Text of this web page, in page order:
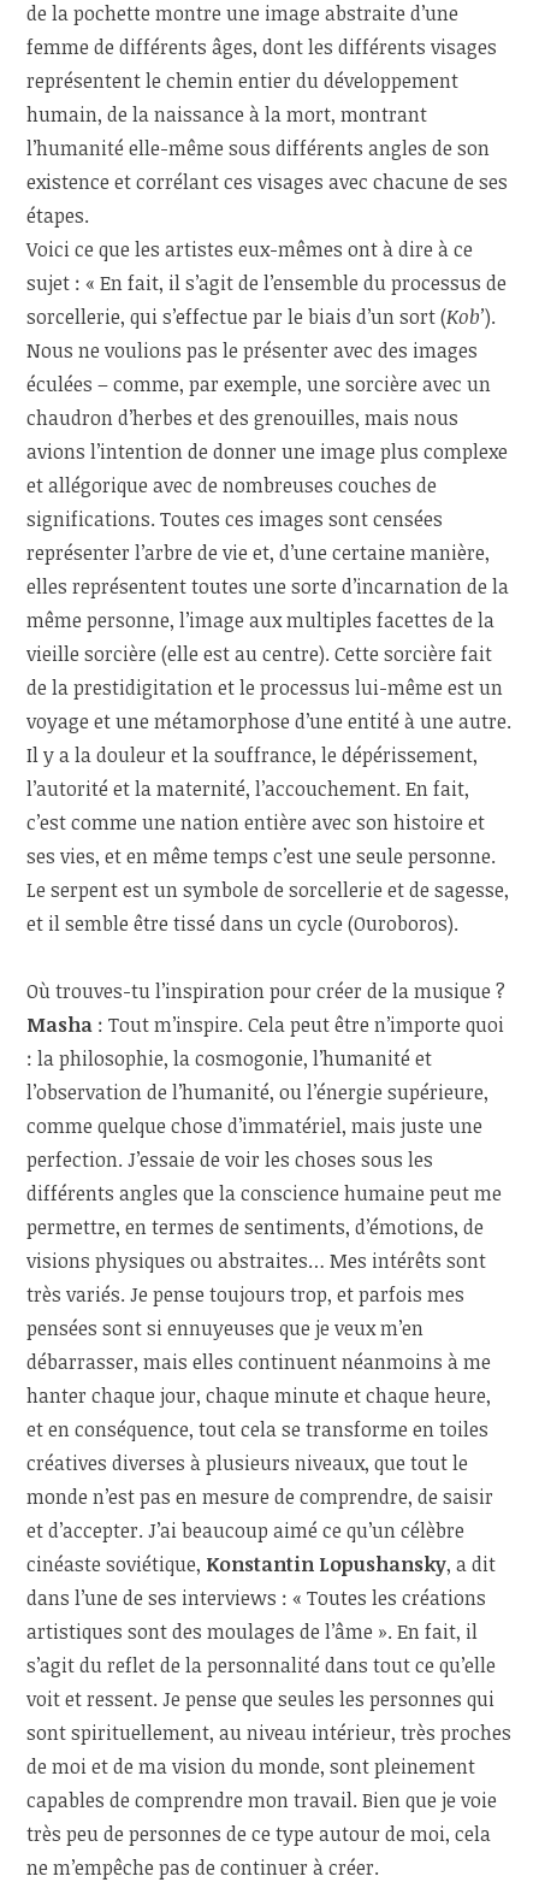
de la pochette montre une image abstraite d’une
femme de différents âges, dont les différents visages
représentent le chemin entier du développement
humain, de la naissance à la mort, montrant
l’humanité elle-même sous différents angles de son
existence et corrélant ces visages avec chacune de ses
étapes.
Voici ce que les artistes eux-mêmes ont à dire à ce
sujet : « En fait, il s’agit de l’ensemble du processus de
sorcellerie, qui s’effectue par le biais d’un sort (Kob’).
Nous ne voulions pas le présenter avec des images
éculées – comme, par exemple, une sorcière avec un
chaudron d’herbes et des grenouilles, mais nous
avions l’intention de donner une image plus complexe
et allégorique avec de nombreuses couches de
significations. Toutes ces images sont censées
représenter l’arbre de vie et, d’une certaine manière,
elles représentent toutes une sorte d’incarnation de la
même personne, l’image aux multiples facettes de la
vieille sorcière (elle est au centre). Cette sorcière fait
de la prestidigitation et le processus lui-même est un
voyage et une métamorphose d’une entité à une autre.
Il y a la douleur et la souffrance, le dépérissement,
l’autorité et la maternité, l’accouchement. En fait,
c’est comme une nation entière avec son histoire et
ses vies, et en même temps c’est une seule personne.
Le serpent est un symbole de sorcellerie et de sagesse,
et il semble être tissé dans un cycle (Ouroboros).
Où trouves-tu l’inspiration pour créer de la musique ?
Masha : Tout m’inspire. Cela peut être n’importe quoi
: la philosophie, la cosmogonie, l’humanité et
l’observation de l’humanité, ou l’énergie supérieure,
comme quelque chose d’immatériel, mais juste une
perfection. J’essaie de voir les choses sous les
différents angles que la conscience humaine peut me
permettre, en termes de sentiments, d’émotions, de
visions physiques ou abstraites… Mes intérêts sont
très variés. Je pense toujours trop, et parfois mes
pensées sont si ennuyeuses que je veux m’en
débarrasser, mais elles continuent néanmoins à me
hanter chaque jour, chaque minute et chaque heure,
et en conséquence, tout cela se transforme en toiles
créatives diverses à plusieurs niveaux, que tout le
monde n’est pas en mesure de comprendre, de saisir
et d’accepter. J’ai beaucoup aimé ce qu’un célèbre
cinéaste soviétique, Konstantin Lopushansky, a dit
dans l’une de ses interviews : « Toutes les créations
artistiques sont des moulages de l’âme ». En fait, il
s’agit du reflet de la personnalité dans tout ce qu’elle
voit et ressent. Je pense que seules les personnes qui
sont spirituellement, au niveau intérieur, très proches
de moi et de ma vision du monde, sont pleinement
capables de comprendre mon travail. Bien que je voie
très peu de personnes de ce type autour de moi, cela
ne m’empêche pas de continuer à créer.